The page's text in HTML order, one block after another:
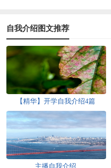
自我介绍图文推荐
【精华】开学自我介绍4篇
主播自我介绍